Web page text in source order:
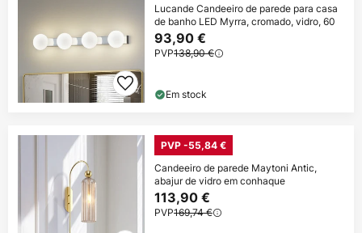
Lucande Candeeiro de parede para casa
de banho LED Myrra, cromado, vidro, 60
93,90 €
PVP138,90 €
Em stock
PVP -55,84 €
Candeeiro de parede Maytoni Antic,
abajur de vidro em conhaque
113,90 €
PVP169,74 €